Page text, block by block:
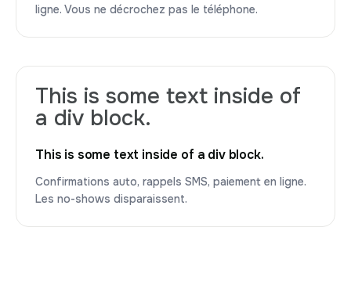
ligne. Vous ne décrochez pas le téléphone.
This is some text inside of
a div block.
This is some text inside of a div block.
Confirmations auto, rappels SMS, paiement en ligne.
Les no-shows disparaissent.